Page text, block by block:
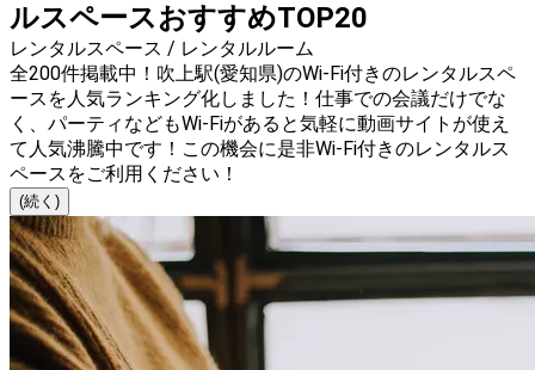
ルスペースおすすめTOP20
レンタルスペース / レンタルルーム
全200件掲載中！吹上駅(愛知県)のWi-Fi付きのレンタルスペ
ースを人気ランキング化しました！仕事での会議だけでな
く、パーティなどもWi-Fiがあると気軽に動画サイトが使え
て人気沸騰中です！この機会に是非Wi-Fi付きのレンタルス
ペースをご利用ください！
(続く)